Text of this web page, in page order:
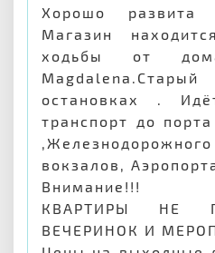
Хорошо развита
Магазин
ходьбы от
остановках .
транспорт до
вокзалов,
Внимание!!!
КВАРТИРЫ НЕ
ВЕЧЕРИНОК И